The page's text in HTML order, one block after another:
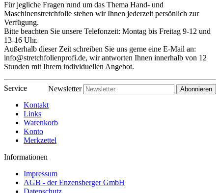
Für jegliche Fragen rund um das Thema Hand- und
Maschinenstretchfolie stehen wir Ihnen jederzeit persönlich zur
Verfügung.
Bitte beachten Sie unsere Telefonzeit: Montag bis Freitag 9-12 und
13-16 Uhr.
Außerhalb dieser Zeit schreiben Sie uns gerne eine E-Mail an:
info@stretchfolienprofi.de, wir antworten Ihnen innerhalb von 12
Stunden mit Ihrem individuellen Angebot.
Newsletter Abonnieren
Service
Kontakt
Links
Warenkorb
Konto
Merkzettel
Informationen
Impressum
AGB - der Enzensberger GmbH
Datenschutz